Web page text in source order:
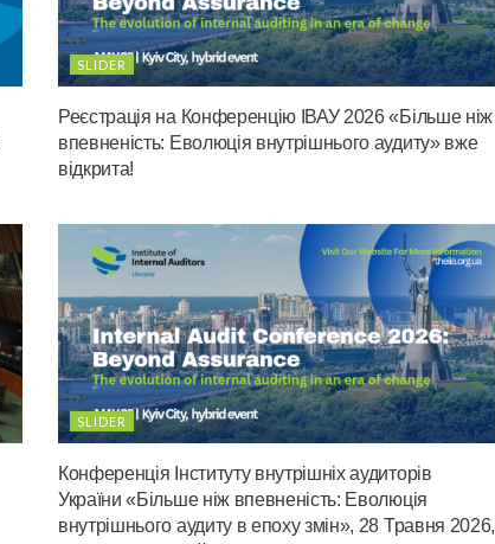
SLIDER
Реєстрація на Конференцію ІВАУ 2026 «Більше ніж
впевненість: Еволюція внутрішнього аудиту» вже
відкрита!
SLIDER
Конференція Інституту внутрішніх аудиторів
України «Більше ніж впевненість: Еволюція
внутрішнього аудиту в епоху змін», 28 Травня 2026,